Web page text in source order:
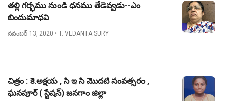
తల్లి గర్భము నుండి ధనము తేడెవ్వడు--ఎం
బిందుమాధవి
నవంబర్ 13, 2020 • T. VEDANTA SURY
చిత్రం : కె.అక్షయ , సి ఇ సి మొదటి సంవత్సరం ,
ఘనపూర్ ( స్టేషన్) జనగాం జిల్లా